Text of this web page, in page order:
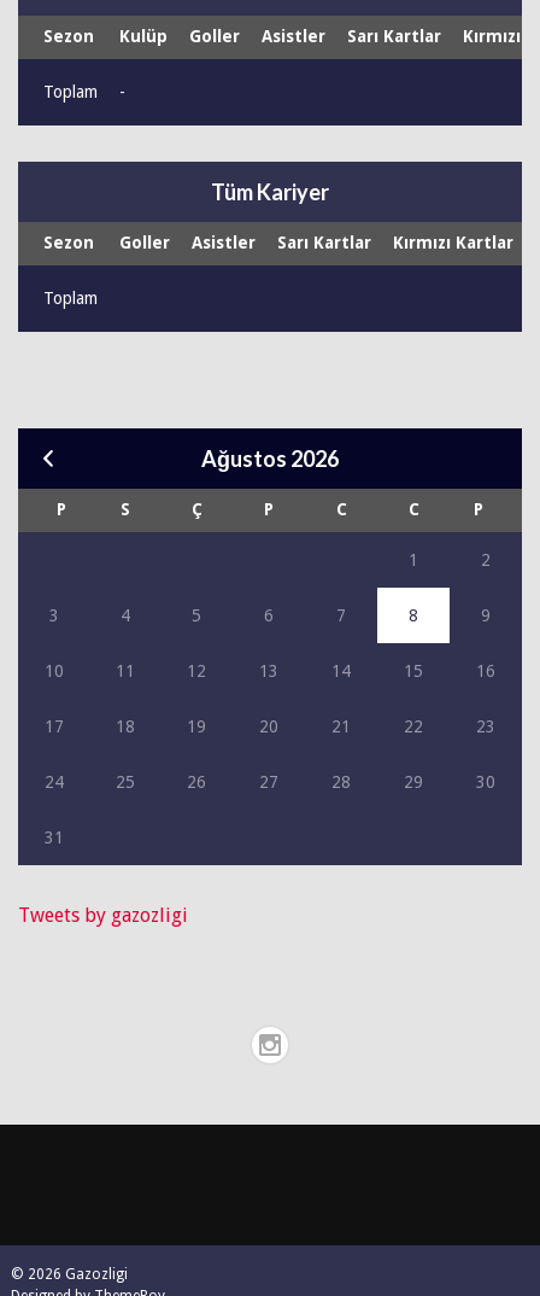
Sezon Kulüp Goller Asistler Sarı Kartlar Kırmızı
Toplam -
Tüm Kariyer
Sezon Goller Asistler Sarı Kartlar Kırmızı Kartlar
Toplam
Ağustos 2026
P S Ç P C C P
1 2
3 4 5 6 7 8 9
10 11 12 13 14 15 16
17 18 19 20 21 22 23
24 25 26 27 28 29 30
31
Tweets by gazozligi
© 2026 Gazozligi